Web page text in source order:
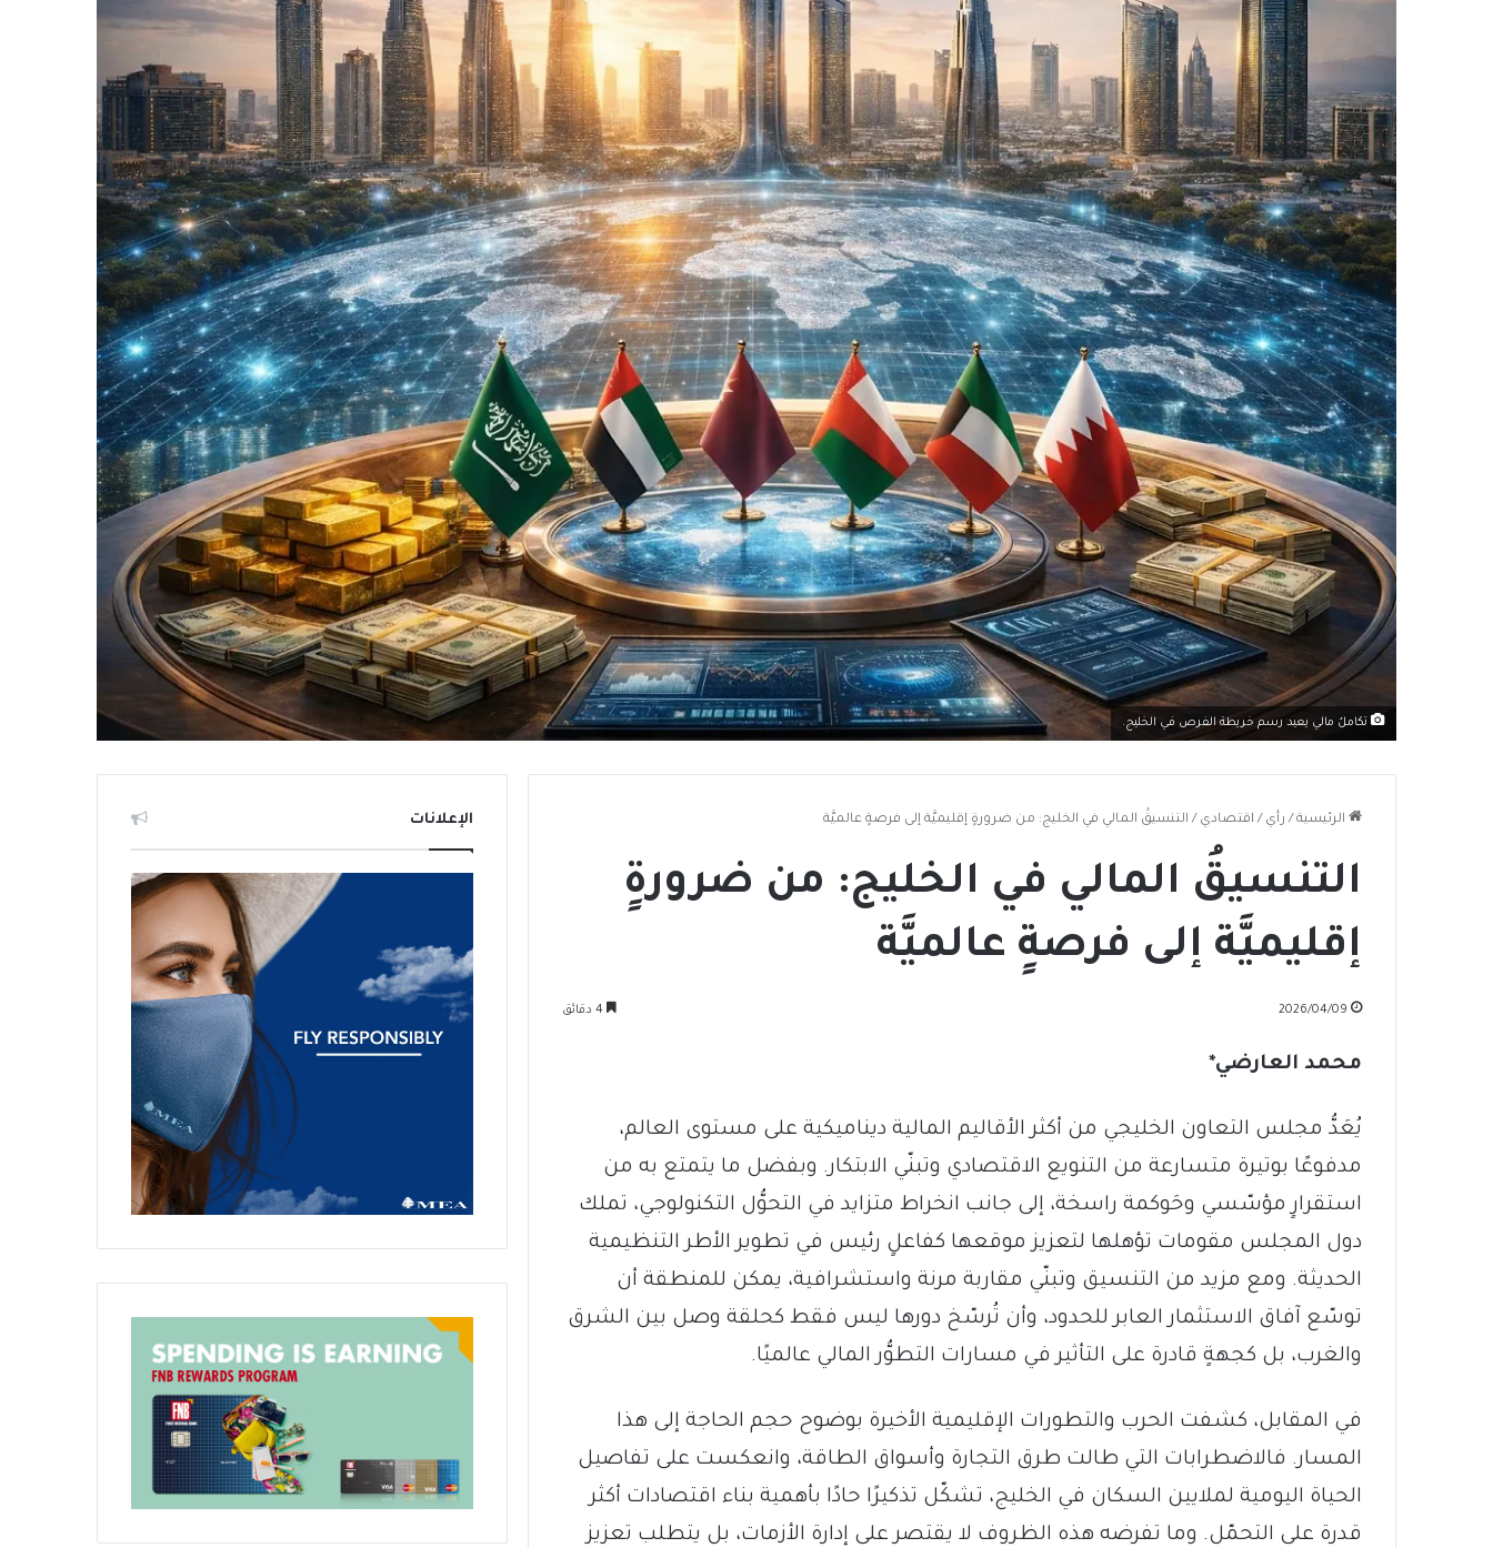
تكاملٌ مالي يعيد رسم خريطة الفرص في الخليج.
الرئيسية / رأي / اقتصادي / التنسيقُ المالي في الخليج: من ضرورةٍ إقليميَّة إلى فرصةٍ عالميَّة
التنسيقُ المالي في الخليج: من ضرورةٍ
إقليميَّة إلى فرصةٍ عالميَّة
2026/04/09
محمد العارضي*
يُعَدُّ مجلس التعاون الخليجي من أكثر الأقاليم المالية ديناميكية على مستوى العالم،
مدفوعًا بوتيرة متسارعة من التنويع الاقتصادي وتبنّي الابتكار. وبفضل ما يتمتع به من
استقرارٍ مؤسّسي وحَوكمة راسخة، إلى جانب انخراط متزايد في التحوُّل التكنولوجي، تملك
دول المجلس مقومات تؤهلها لتعزيز موقعها كفاعلٍ رئيس في تطوير الأطر التنظيمية
الحديثة. ومع مزيد من التنسيق وتبنّي مقاربة مرنة واستشرافية، يمكن للمنطقة أن
توسّع آفاق الاستثمار العابر للحدود، وأن تُرسّخ دورها ليس فقط كحلقة وصل بين الشرق
والغرب، بل كجهةٍ قادرة على التأثير في مسارات التطوُّر المالي عالميًا.
في المقابل، كشفت الحرب والتطورات الإقليمية الأخيرة بوضوح حجم الحاجة إلى هذا
المسار. فالاضطرابات التي طالت طرق التجارة وأسواق الطاقة، وانعكست على تفاصيل
الحياة اليومية لملايين السكان في الخليج، تشكّل تذكيرًا حادًا بأهمية بناء اقتصادات أكثر
قدرة على التحمّل. وما تفرضه هذه الظروف لا يقتصر على إدارة الأزمات، بل يتطلب تعزيز
الإعلانات